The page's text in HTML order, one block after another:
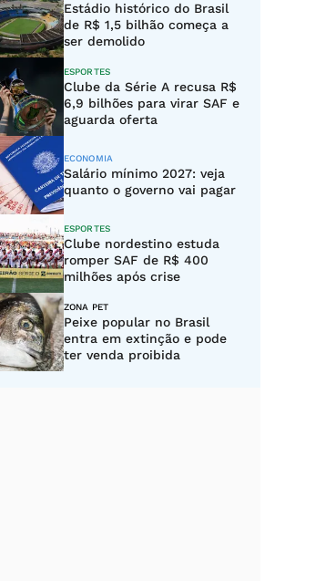
Estádio histórico do Brasil
de R$ 1,5 bilhão começa a
ser demolido
ESPORTES
Clube da Série A recusa R$
6,9 bilhões para virar SAF e
aguarda oferta
ECONOMIA
Salário mínimo 2027: veja
quanto o governo vai pagar
ESPORTES
Clube nordestino estuda
romper SAF de R$ 400
milhões após crise
ZONA PET
Peixe popular no Brasil
entra em extinção e pode
ter venda proibida